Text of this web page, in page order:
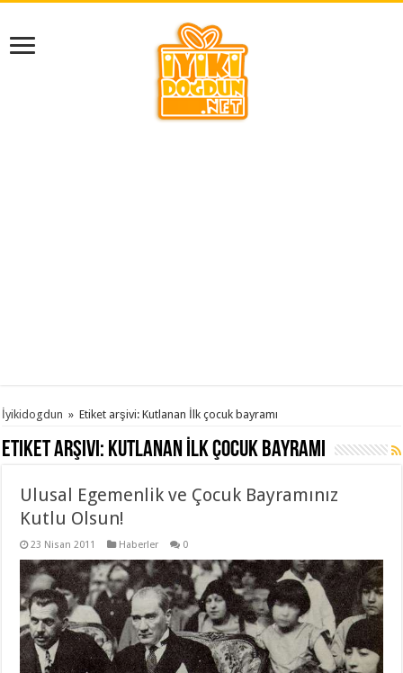
İyikidogdun » Etiket arşivi: Kutlanan İlk çocuk bayramı
Etiket arşivi: Kutlanan İlk çocuk bayramı
Ulusal Egemenlik ve Çocuk Bayramınız
Kutlu Olsun!
23 Nisan 2011 Haberler 0